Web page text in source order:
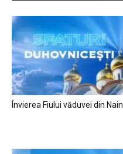
Învierea Fiului văduvei din Nain